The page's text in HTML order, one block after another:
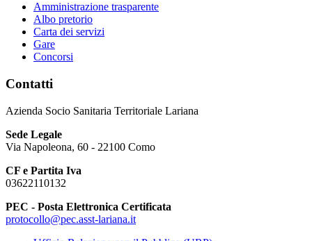
Amministrazione trasparente
Albo pretorio
Carta dei servizi
Gare
Concorsi
Contatti
Azienda Socio Sanitaria Territoriale Lariana
Sede Legale
Via Napoleona, 60 - 22100 Como
CF e Partita Iva
03622110132
PEC - Posta Elettronica Certificata
protocollo@pec.asst-lariana.it